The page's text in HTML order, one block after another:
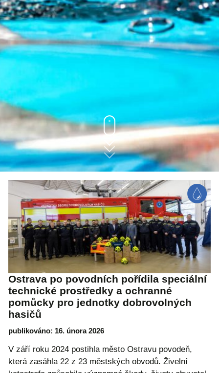
Ostrava po povodních pořídila speciální
technické prostředky a ochranné
pomůcky pro jednotky dobrovolných
hasičů
publikováno: 16. února 2026
V září roku 2024 postihla město Ostravu povodeň,
která zasáhla 22 z 23 městských obvodů. Živelní